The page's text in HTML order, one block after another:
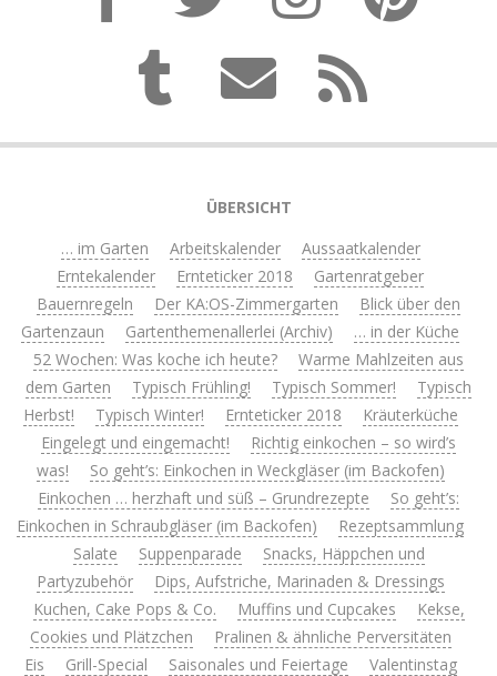
ÜBERSICHT
… im Garten
Arbeitskalender
Aussaatkalender
Erntekalender
Ernteticker 2018
Gartenratgeber
Bauernregeln
Der KA:OS-Zimmergarten
Blick über den
Gartenzaun
Gartenthemenallerlei (Archiv)
… in der Küche
52 Wochen: Was koche ich heute?
Warme Mahlzeiten aus
dem Garten
Typisch Frühling! Typisch Sommer!
Typisch
Herbst!
Typisch Winter! Ernteticker 2018
Kräuterküche
Eingelegt und eingemacht!
Richtig einkochen – so wird’s
was!
So geht’s: Einkochen in Weckgläser (im Backofen)
Einkochen … herzhaft und süß – Grundrezepte
So geht’s:
Einkochen in Schraubgläser (im Backofen)
Rezeptsammlung
Salate
Suppenparade
Snacks, Häppchen und
Partyzubehör
Dips, Aufstriche, Marinaden & Dressings
Kuchen, Cake Pops & Co.
Muffins und Cupcakes
Kekse,
Cookies und Plätzchen
Pralinen & ähnliche Perversitäten
Eis
Grill-Special Saisonales und Feiertage
Valentinstag